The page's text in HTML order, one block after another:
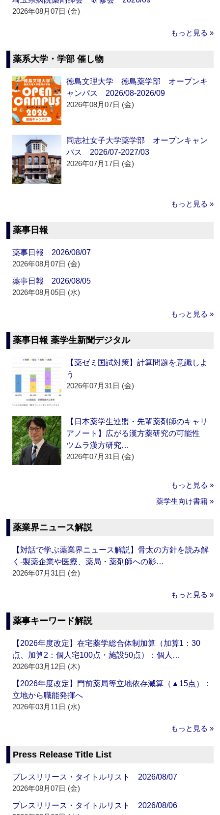
2026年08月07日 (金)
もっと見る »
薬系大学・学部 催し物
徳島文理大学 徳島薬学部 オープンキ
ャンパス 2026/08-2026/09
2026年08月07日 (金)
同志社女子大学薬学部 オープンキャン
パス 2026/07-2027/03
2026年07月17日 (金)
もっと見る »
薬事日報
薬事日報 2026/08/07
2026年08月07日 (金)
薬事日報 2026/08/05
2026年08月05日 (水)
もっと見る »
薬事日報 薬学生新聞デジタル
【薬ゼミ国試対策】計算問題を意識しよ
う
2026年07月31日 (金)
【日本薬学生連盟・先輩薬剤師のキャリ
アノート】広がる漢方薬研究の可能性
ツムラ漢方研究…
2026年07月31日 (金)
もっと見る »
薬学生向け書籍 »
薬業界ニュース解説
【対話で学ぶ薬業界ニュース解説】骨太の方針を読み解
く‐製薬企業や医療、薬局・薬剤師への影…
2026年07月31日 (金)
もっと見る »
薬事キーワード解説
【2026年度改定】在宅薬学総合体制加算（加算1：30
点、加算2：個人宅100点・施設50点）：個人…
2026年03月12日 (木)
【2026年度改定】門前薬局等立地依存減算（▲15点）：
立地から職能発揮へ
2026年03月11日 (水)
もっと見る »
Press Release Title List
プレスリリース・タイトルリスト 2026/08/07
2026年08月07日 (金)
プレスリリース・タイトルリスト 2026/08/06